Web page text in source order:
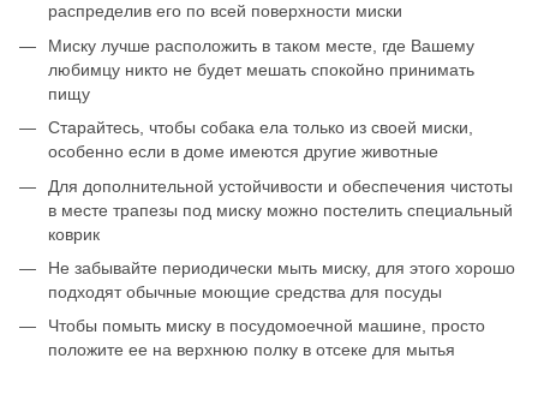
распределив его по всей поверхности миски
Миску лучше расположить в таком месте, где Вашему
любимцу никто не будет мешать спокойно принимать
пищу
Старайтесь, чтобы собака ела только из своей миски,
особенно если в доме имеются другие животные
Для дополнительной устойчивости и обеспечения чистоты
в месте трапезы под миску можно постелить специальный
коврик
Не забывайте периодически мыть миску, для этого хорошо
подходят обычные моющие средства для посуды
Чтобы помыть миску в посудомоечной машине, просто
положите ее на верхнюю полку в отсеке для мытья